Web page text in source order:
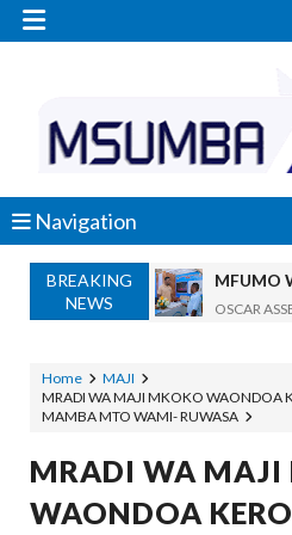

Navigation
BREAKING
NEWS
MFUMO
OSCAR
SERIKALI
OSCAR
RAIS
Home
MAJI
MRADI WA MAJI MKOKO WAONDOA
MAMBA MTO WAMI- RUWASA
MRADI WA MAJI
WAONDOA